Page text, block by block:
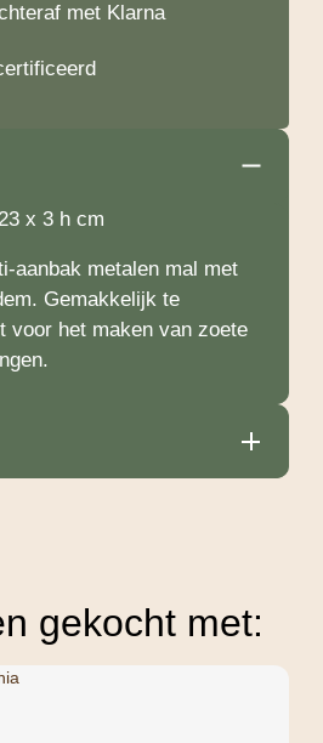
met Klarna
x 3 h cm
aanbak metalen mal met
Gemakkelijk te
voor het maken van zoete
gekocht met: